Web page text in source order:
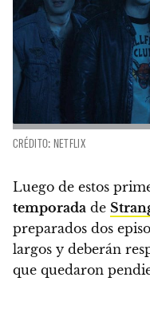
CRÉDITO: NETFLIX
Luego de estos
temporada de
preparados dos
largos y deberán
que quedaron